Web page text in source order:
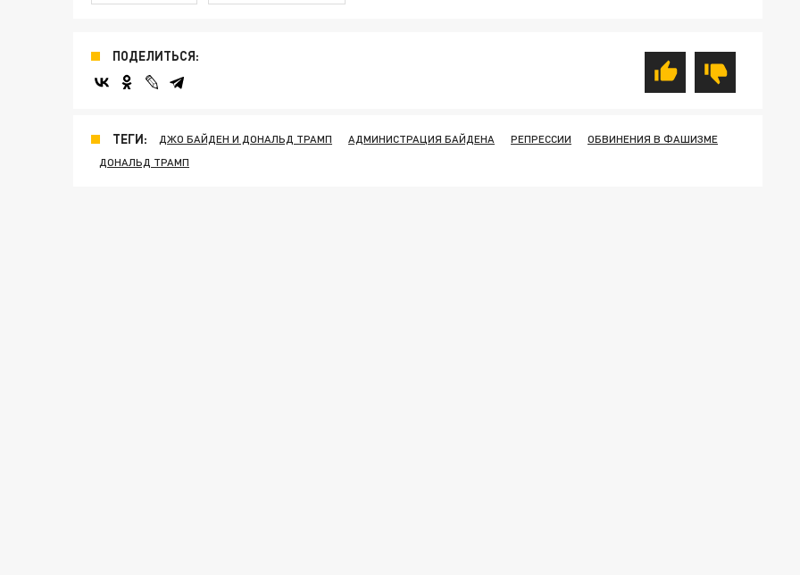
ПОДЕЛИТЬСЯ:
ТЕГИ: ДЖО БАЙДЕН И ДОНАЛЬД ТРАМП АДМИНИСТРАЦИЯ БАЙДЕНА РЕПРЕССИИ
ОБВИНЕНИЯ В ФАШИЗМЕ
ДОНАЛЬД ТРАМП